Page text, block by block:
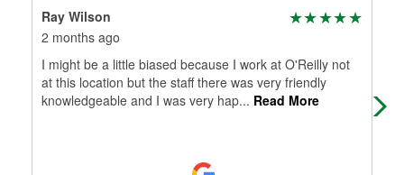
Ray Wilson
2 months ago
I might be a little biased because I work at O'Reilly not
at this location but the staff there was very friendly
knowledgeable and I was very hap... Read More